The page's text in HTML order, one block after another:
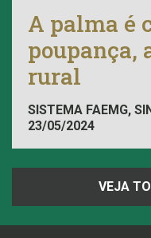
A palma é
poupança,
rural
SISTEMA FAEMG,
FAEMG
23/05/2024
VEJA